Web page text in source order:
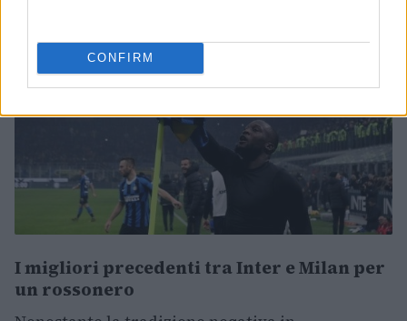
CONFIRM
I migliori precedenti tra Inter e Milan per
un rossonero